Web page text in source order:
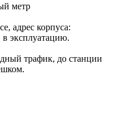
метр
адрес корпуса:
в эксплуатацию.
трафик, до станции